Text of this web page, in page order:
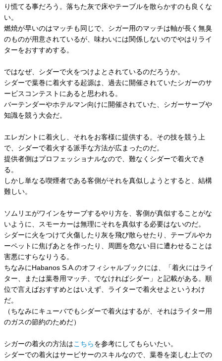
り慌てる事だろう。落ちた灰で床やテーブルを散らかすのも良くな
い。
燃焼が早いのはマッチも同じで、シガー用のマッチは軸が長く無臭
のものが用意されているが、味わいには関係しないのでやはりライ
ターをおすすめする。
ではなぜ、シダーで火をつけよとされているのだろうか。
シダーで葉巻に着火する起源は、過去に開催されていたシガーのサ
ービスコンテストにあると思われる。
バーテンダーやホテルマン向けに開催されていた、シガーサーブや
知識を競う大会だ。
エレガントに着火し、それをお客様に提供する。その技を競う上
で、シダーで着火する派手な方法が広まったのだ。
提供者側はプロフェッショナルなので、難なくシダーで着火でき
る。
しかし単なる喫煙者である客側がそれを真似しようとすると、結構
難しい。
ソムリエがワインをサーブするやり方を、客側が真似することがな
いように、スモーカーは無理にそれを真似する必要はないのだ。
シダーに火をつけて火傷したり灰を飛び散らせたり、テーブルやカ
ーペットに焦げあとを作ったり、周囲を危ない目に遭わせることは
害悪にすらなりうる。
ちなみにHabanos S.A.のオフィシャルブックには、「着火にはライ
ター、または葉巻用マッチ、でなければシダー」と記載がある。順
位で言えばおすすめとはいえず、ライターで着火せよというわけ
だ。
（ちなみにキューバでもシダーで着火はするが、それはライター用
のガスの節約のためだ）
シガーの着火の方法はこちらを参考にしてもらいたい。
シダーでの着火はサービサーのスキルなので、葉巻を楽しむ上での